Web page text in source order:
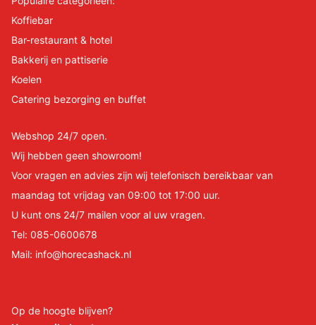
Koffiebar
Bar-restaurant & hotel
Bakkerij en pattiserie
Koelen
Catering bezorging en buffet
Webshop 24/7 open.
Wij hebben geen showroom!
Voor vragen en advies zijn wij telefonisch bereikbaar van
maandag tot vrijdag van 09:00 tot 17:00 uur.
U kunt ons 24/7 mailen voor al uw vragen.
Tel: 085-0600678
Mail: info@horecashack.nl
Op de hoogte blijven?